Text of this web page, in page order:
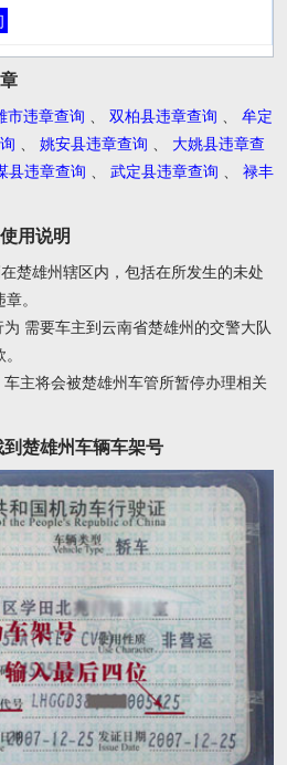
市违章查询 双柏县违章查询
牟定
姚安县违章查询
大姚县违章查
县违章查询 武定县违章查询
禄丰
用说明
楚雄州辖区内，包括在所发生的未处
。
需要车主到云南省楚雄州的交警大队
主将会被楚雄州车管所暂停办理相关
楚雄州车辆车架号